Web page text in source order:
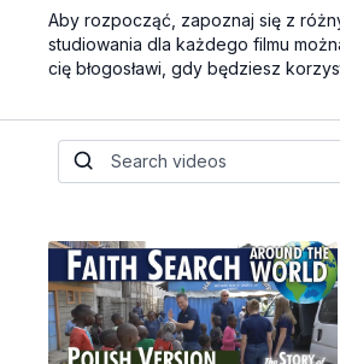
Aby rozpocząć, zapoznaj się z
studiowania dla każdego filmu
cię błogosławi, gdy będziesz